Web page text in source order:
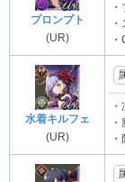
プロンプト
(UR)
水着キルフェ
(UR)